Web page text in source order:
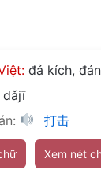
đả kích,
dǎjī
打击
Xem nét